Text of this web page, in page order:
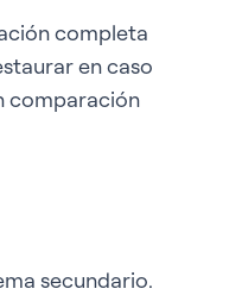
completa
en caso
comparación
secundario.